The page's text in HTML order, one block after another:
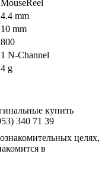
MouseReel
4.4 mm
10 mm
800
1 N-Channel
4 g
купить
340 71 39
целях,
в